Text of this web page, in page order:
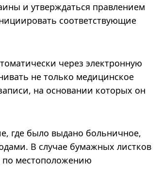
и утверждаться правлением
соответствующие
через электронную
не только медицинское
на основании которых он
где было выдано больничное,
В случае бумажных листков
по местоположению